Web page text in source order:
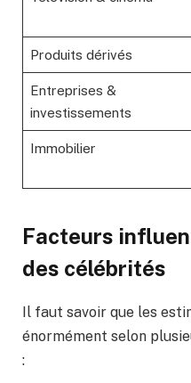
Produits dérivés
Entreprises &
investissements
Immobilier
Facteurs
des célébrités
Il faut savoir que les
énormément selon
: